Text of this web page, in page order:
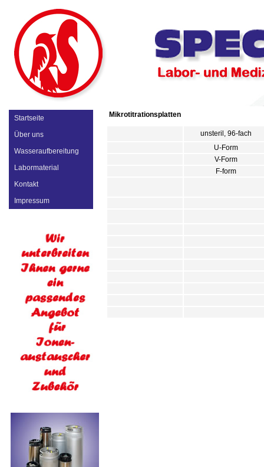
Startseite
Über uns
Wasseraufbereitung
Labormaterial
Kontakt
Impressum
Mikrotitrationsplatten
unsteril, 96-fach
U-Form
V-Form
F-form